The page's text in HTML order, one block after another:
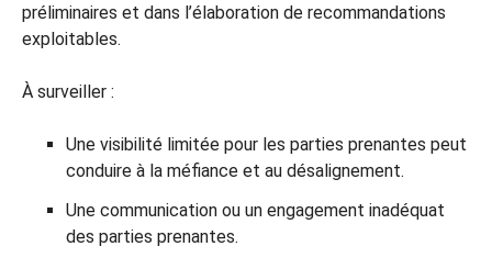
préliminaires et dans l’élaboration de recommandations
exploitables.
À surveiller :
Une visibilité limitée pour les parties prenantes peut
conduire à la méfiance et au désalignement.
Une communication ou un engagement inadéquat
des parties prenantes.